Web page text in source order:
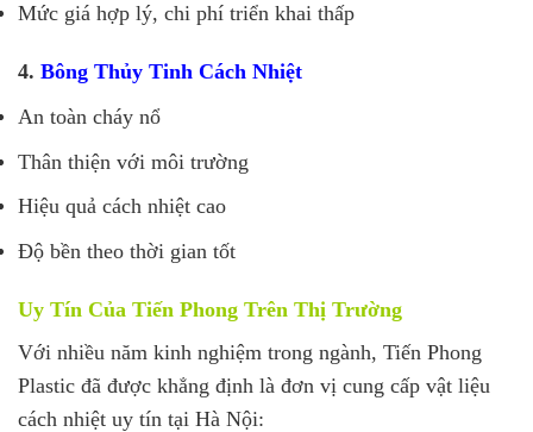
Mức giá hợp lý, chi phí triển khai thấp
4. Bông Thủy Tinh Cách Nhiệt
An toàn cháy nổ
Thân thiện với môi trường
Hiệu quả cách nhiệt cao
Độ bền theo thời gian tốt
Uy Tín Của Tiến Phong Trên Thị Trường
Với nhiều năm kinh nghiệm trong ngành, Tiến Phong
Plastic đã được khẳng định là đơn vị cung cấp vật liệu
cách nhiệt uy tín tại Hà Nội: